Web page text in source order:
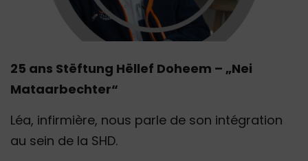
25 ans Stëftung Hëllef Doheem – „Nei
Mataarbechter“
Léa, infirmière, nous parle de son intégration
au sein de la SHD.